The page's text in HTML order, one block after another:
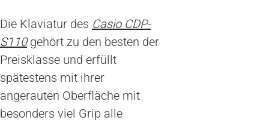
Die Klaviatur des Casio CDP-
S110gehört zu den besten der
Preisklasse und erfüllt
spätestens mit ihrer
angerauten Oberfläche mit
besonders viel Grip alle